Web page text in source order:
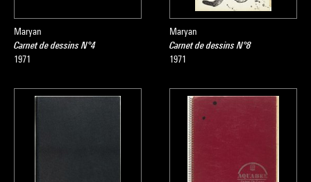
Maryan
Carnet de dessins N°4
1971
Maryan
Carnet de dessins N°8
1971